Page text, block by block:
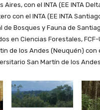
Aires, con el INTA (EE INTA
con el INTA (EE INTA
de Bosques y Fauna de
en Ciencias Forestales, FCF-
de los Andes (Neuquén) con
San Martín de los Andes,